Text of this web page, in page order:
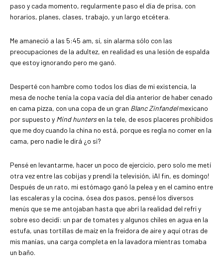
paso y cada momento, regularmente paso el día de prisa, con
horarios, planes, clases, trabajo, y un largo etcétera.
Me amaneció a las 5:45 am, sí, sin alarma sólo con las
preocupaciones de la adultez, en realidad es una lesión de espalda
que estoy ignorando pero me ganó.
Desperté con hambre como todos los días de mi existencia, la
mesa de noche tenía la copa vacía del día anterior de haber cenado
en cama pizza, con una copa de un gran Blanc Zinfandelmexicano
por supuesto y Mind huntersen la tele, de esos placeres prohibidos
que me doy cuando la china no está, porque es regla no comer en la
cama, pero nadie le dirá ¿o si?
Pensé en levantarme, hacer un poco de ejercicio, pero solo me metí
otra vez entre las cobijas y prendí la televisión, ¡Al fin, es domingo!
Después de un rato, mi estómago ganó la pelea y en el camino entre
las escaleras y la cocina, ósea dos pasos, pensé los diversos
menús que se me antojaban hasta que abrí la realidad del refri y
sobre eso decidí: un par de tomates y algunos chiles en agua en la
estufa, unas tortillas de maíz en la freidora de aire y aquí otras de
mis manías, una carga completa en la lavadora mientras tomaba
un baño.